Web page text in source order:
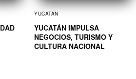
YUCATÁN
YUCATÁN IMPULSA
NEGOCIOS, TURISMO Y
CULTURA NACIONAL